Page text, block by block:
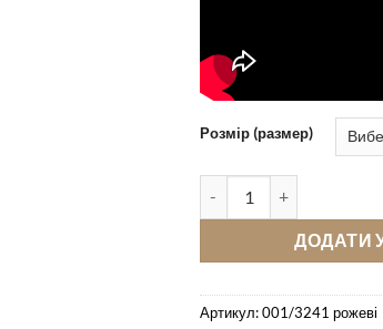
Розмір (размер)
ДОДАТИ
Артикул:001/3241 рожеві